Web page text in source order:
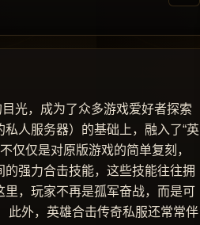
光，成为了众多游戏爱好者探索
人服务器）的基础上，融入了“英
仅仅是对原版游戏的简单复刻，
强力合击技能，这些技能往往拥
，玩家不再是孤军奋战，而是可
此外，英雄合击传奇私服还常常伴